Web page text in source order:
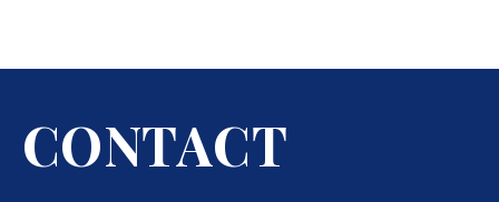
CONTACT